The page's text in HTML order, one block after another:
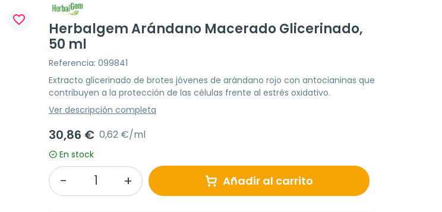
favorite_border
Herbalgem Arándano Macerado Glicerinado,
50 ml
Referencia: 099841
Extracto glicerinado de brotes jóvenes de arándano rojo con antocianinas que
contribuyen a la protección de las células frente al estrés oxidativo.
Ver descripción completa
30,86 € 0,62 €/ml
En stock
Añadir al carrito